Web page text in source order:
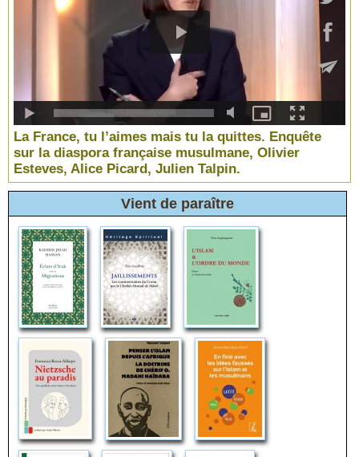
La France, tu l’aimes mais tu la quittes. Enquête
sur la diaspora française musulmane, Olivier
Esteves, Alice Picard, Julien Talpin.
Vient de paraître